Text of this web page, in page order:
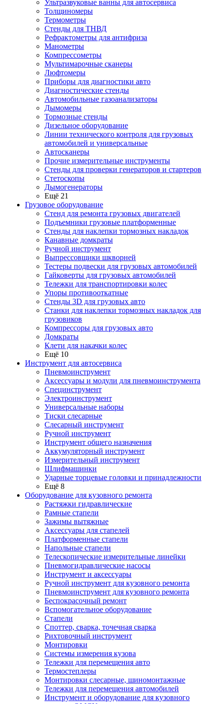
Ультразвуковые ванны для автосервиса
Толщиномеры
Термометры
Стенды для ТНВД
Рефрактометры для антифриза
Манометры
Компрессометры
Мультимарочные сканеры
Люфтомеры
Приборы для диагностики авто
Диагностические стенды
Автомобильные газоанализаторы
Дымомеры
Тормозные стенды
Дизельное оборудование
Линии технического контроля для грузовых
автомобилей и универсальные
Автосканеры
Прочие измерительные инструменты
Стенды для проверки генераторов и стартеров
Стетоскопы
Дымогенераторы
Ещё 21
Грузовое оборудование
Стенд для ремонта грузовых двигателей
Подъемники грузовые платформенные
Стенды для наклепки тормозных накладок
Канавные домкраты
Ручной инструмент
Выпрессовщики шкворней
Тестеры подвески для грузовых автомобилей
Гайковерты для грузовых автомобилей
Тележки для транспортировки колес
Упоры противооткатные
Стенды 3D для грузовых авто
Станки для наклепки тормозных накладок для
грузовиков
Компрессоры для грузовых авто
Домкраты
Клети для накачки колес
Ещё 10
Инструмент для автосервиса
Пневмоинструмент
Аксессуары и модули для пневмоинструмента
Специнструмент
Электроинструмент
Универсальные наборы
Тиски слесарные
Слесарный инструмент
Ручной инструмент
Инструмент общего назначения
Аккумуляторный инструмент
Измерительный инструмент
Шлифмашинки
Ударные торцевые головки и принадлежности
Ещё 8
Оборудование для кузовного ремонта
Растяжки гидравлические
Рамные стапели
Зажимы вытяжные
Аксессуары для стапелей
Платформенные стапели
Напольные стапели
Телескопические измерительные линейки
Пневмогидравлические насосы
Инструмент и аксессуары
Ручной инструмент для кузовного ремонта
Пневмоинструмент для кузовного ремонта
Беспокрасочный ремонт
Вспомогательное оборудование
Стапели
Споттер, сварка, точечная сварка
Рихтовочный инструмент
Монтировки
Системы измерения кузова
Тележки для перемещения авто
Термостеплеры
Монтировки слесарные, шиномонтажные
Тележки для перемещения автомобилей
Инструмент и оборудование для кузовного